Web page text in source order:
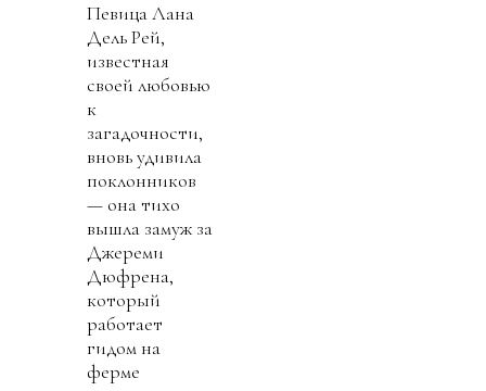
Певица Лана
Дель Рей,
известная
своей любовью
к
загадочности,
вновь удивила
поклонников
— она тихо
вышла замуж за
Джереми
Дюфрена,
который
работает
гидом на
ферме